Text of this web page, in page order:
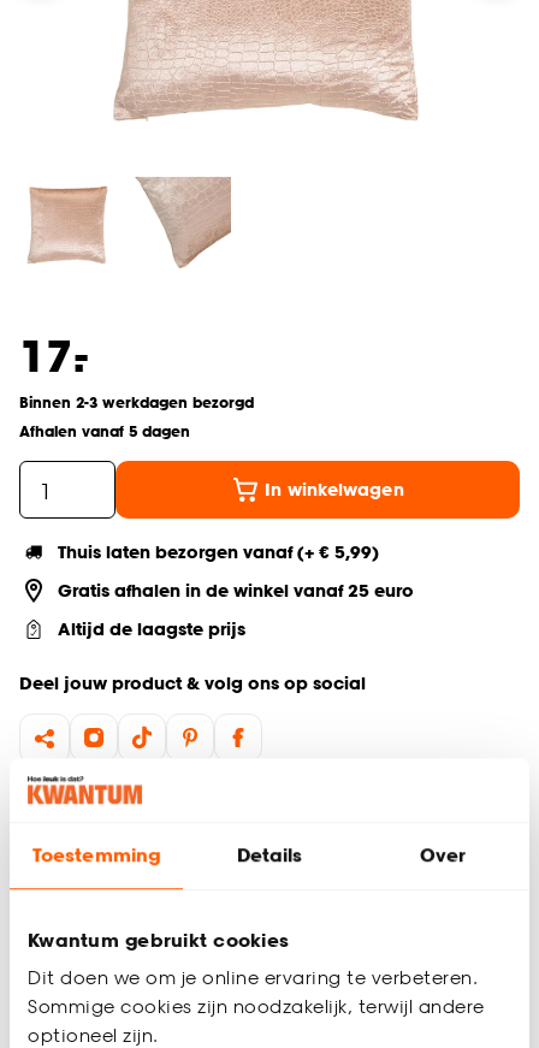
Toestemming Details Over
Kwantum gebruikt cookies
Dit doen we om je online ervaring te verbeteren.
Sommige cookies zijn noodzakelijk, terwijl andere
optioneel zijn.
17.
-
Binnen 2-3 werkdagen bezorgd
Afhalen vanaf 5 dagen
In winkelwagen
Thuis laten bezorgen vanaf (+ € 5,99)
Gratis afhalen in de winkel vanaf 25 euro
Altijd de laagste prijs
Deel jouw product & volg ons op social
zorgt voor optimaal comfort. Perfect om lekker op de bank te
loungen en een sfeervolle touch toe te voegen aan je
cm en is heerlijk zacht. Het sierkussen zorgt voor een
gezellige en ontspannen sfeer in elke ruimte.
Gemaakt van 100% polyester